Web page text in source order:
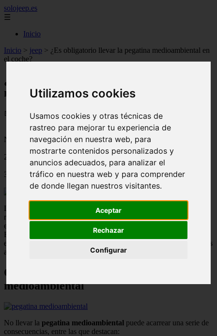
Utilizamos cookies
Usamos cookies y otras técnicas de
rastreo para mejorar tu experiencia de
navegación en nuestra web, para
mostrarte contenidos personalizados y
anuncios adecuados, para analizar el
tráfico en nuestra web y para comprender
de donde llegan nuestros visitantes.
Aceptar
Rechazar
Configurar
solojeep.es
☰
Inicio
Inicio > jeep > ¿Es obligatorio llevar la pegatina medioambiental en
el coche?
¿Es obligatorio llevar la pegatina
medioambiental en el coche?
📅 05/09/2025
Novedades del Motor
2024-09-30
386
La pegatina medioambiental,o distintivo ambiental, es un
requisito indispensable para circular en muchas ciudades españolas,
especialmente en aquellas que han implementado Zonas de Bajas
Emisiones (ZBE). Esta etiqueta clasifica a los vehículos según sus
emisiones contaminantes y permite restringir el acceso a ciertas áreas
a los vehículos más contaminantes.
Consecuencias de no llevar la pegatina
medioambiental
No llevar la pegatina medioambiental puede acarrear una serie de
consecuencias, entre las que destacan: